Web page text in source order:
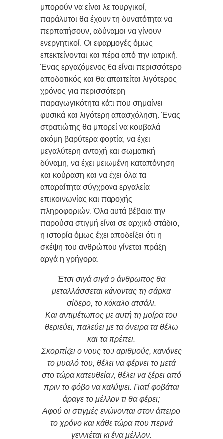
μπορούν να είναι λειτουργικοί,
παράλυτοι θα έχουν τη δυνατότητα να
περπατήσουν, αδύναμοι να γίνουν
ενεργητικοί. Οι εφαρμογές όμως
επεκτείνονται και πέρα από την ιατρική.
Ένας εργαζόμενος θα είναι περισσότερο
αποδοτικός και θα απαιτείται λιγότερος
χρόνος για περισσότερη
παραγωγικότητα κάτι που σημαίνει
φυσικά και λιγότερη απασχόληση. Ένας
στρατιώτης θα μπορεί να κουβαλά
ακόμη βαρύτερα φορτία, να έχει
μεγαλύτερη αντοχή και σωματική
δύναμη, να έχει μειωμένη καταπόνηση
και κούραση και να έχει όλα τα
απαραίτητα σύγχρονα εργαλεία
επικοινωνίας και παροχής
πληροφοριών. Όλα αυτά βέβαια την
παρούσα στιγμή είναι σε αρχικό στάδιο,
η ιστορία όμως έχει αποδείξει ότι η
σκέψη του ανθρώπου γίνεται πράξη
αργά η γρήγορα.
Έτσι σιγά σιγά ο άνθρωπος θα
μεταλλάσσεται κάνοντας τη σάρκα
σίδερο, το κόκαλο ατσάλι.
Και αντιμέτωπος με αυτή τη μοίρα του
θεριεύει, παλεύει με τα όνειρα τα θέλω
και τα πρέπει.
Σκορπίζει ο νους του αριθμούς, κανόνες
το μυαλό του, θέλει να φέρνει το μετά
στο τώρα κατευθείαν, θέλει να ξέρει από
πριν το φόβο να καλύψει. Γιατί φοβάται
άραγε το μέλλον τι θα φέρει;
Αφού οι στιγμές ενώνονται στον άπειρο
το χρόνο και κάθε τώρα που περνά
γεννιέται κι ένα μέλλον.